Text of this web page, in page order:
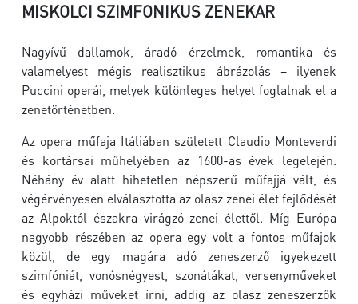
MISKOLCI SZIMFONIKUS ZENEKAR
Nagyívű dallamok, áradó érzelmek, romantika és
valamelyest mégis realisztikus ábrázolás – ilyenek
Puccini operái, melyek különleges helyet foglalnak el a
zenetörténetben.
Az opera műfaja Itáliában született Claudio Monteverdi
és kortársai műhelyében az 1600-as évek legelején.
Néhány év alatt hihetetlen népszerű műfajjá vált, és
végérvényesen elválasztotta az olasz zenei élet fejlődését
az Alpoktól északra virágzó zenei élettől. Míg Európa
nagyobb részében az opera egy volt a fontos műfajok
közül, de egy magára adó zeneszerző igyekezett
szimfóniát, vonósnégyest, szonátákat, versenyműveket
és egyházi műveket írni, addig az olasz zeneszerzők